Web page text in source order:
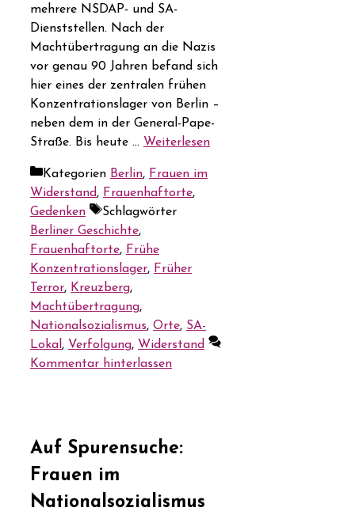
mehrere NSDAP- und SA-
Dienststellen. Nach der
Machtübertragung an die Nazis
vor genau 90 Jahren befand sich
hier eines der zentralen frühen
Konzentrationslager von Berlin –
neben dem in der General-Pape-
Straße. Bis heute … Weiterlesen
Kategorien Berlin, Frauen im
Widerstand, Frauenhaftorte,
Gedenken
Schlagwörter
Berliner Geschichte,
Frauenhaftorte, Frühe
Konzentrationslager, Früher
Terror, Kreuzberg,
Machtübertragung,
Nationalsozialismus, Orte, SA-
Lokal , Verfolgung, Widerstand
Kommentar hinterlassen
Auf Spurensuche:
Frauen im
Nationalsozialismus